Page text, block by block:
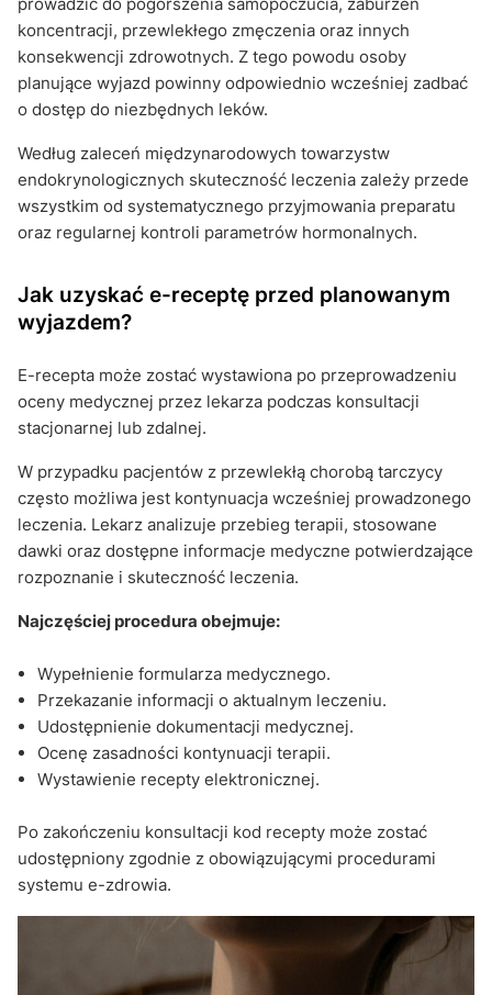
koncentracji, przewlekłego zmęczenia oraz innych
konsekwencji zdrowotnych. Z tego powodu osoby
planujące wyjazd powinny odpowiednio wcześniej zadbać
o dostęp do niezbędnych leków.
Według zaleceń międzynarodowych towarzystw
endokrynologicznych skuteczność leczenia zależy przede
wszystkim od systematycznego przyjmowania preparatu
oraz regularnej kontroli parametrów hormonalnych.
Jak uzyskać e-receptę przed planowanym
wyjazdem?
E-recepta może zostać wystawiona po przeprowadzeniu
oceny medycznej przez lekarza podczas konsultacji
stacjonarnej lub zdalnej.
W przypadku pacjentów z przewlekłą chorobą tarczycy
często możliwa jest kontynuacja wcześniej prowadzonego
leczenia. Lekarz analizuje przebieg terapii, stosowane
dawki oraz dostępne informacje medyczne potwierdzające
rozpoznanie i skuteczność leczenia.
Najczęściej procedura obejmuje:
Wypełnienie formularza medycznego.
Przekazanie informacji o aktualnym leczeniu.
Udostępnienie dokumentacji medycznej.
Ocenę zasadności kontynuacji terapii.
Wystawienie recepty elektronicznej.
Po zakończeniu konsultacji kod recepty może zostać
udostępniony zgodnie z obowiązującymi procedurami
systemu e-zdrowia.